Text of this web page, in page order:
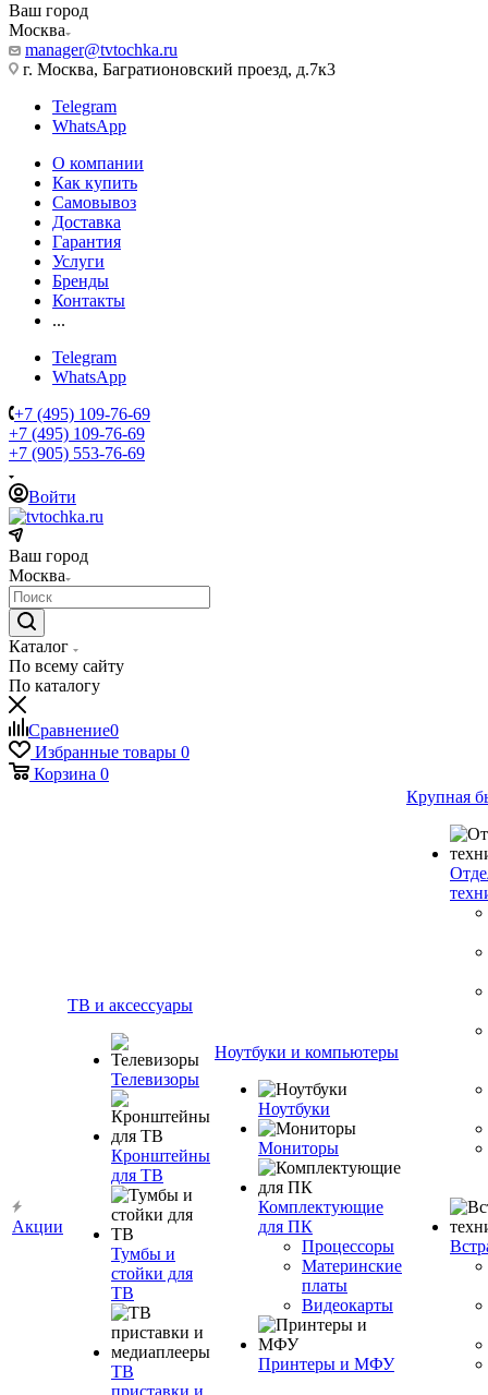
Ваш город
Москва
manager@tvtochka.ru
г. Москва, Багратионовский проезд, д.7к3
Telegram
WhatsApp
О компании
Как купить
Самовывоз
Доставка
Гарантия
Услуги
Бренды
Контакты
...
Telegram
WhatsApp
+7 (495) 109-76-69
+7 (495) 109-76-69
+7 (905) 553-76-69
Войти
Ваш город
Москва
Каталог
По всему сайту
По каталогу
Сравнение0
Избранные товары 0
Корзина 0
Акции
ТВ и аксессуары
Телевизоры
Кронштейны
для ТВ
Тумбы и
стойки для
ТВ
ТВ
приставки и
Ноутбуки и компьютеры
Ноутбуки
Мониторы
Комплектующие
для ПК
Процессоры
Материнские
платы
Видеокарты
Принтеры и МФУ
Крупная